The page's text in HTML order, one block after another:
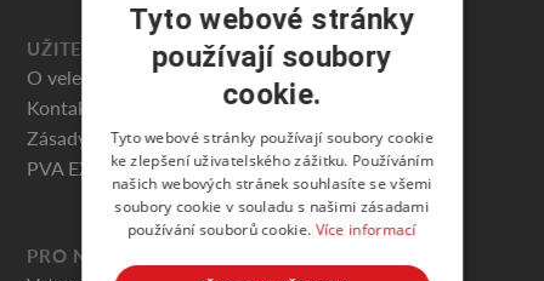
UŽITEČNÉ
O veletrhu
Kontakty
Zásady ochrany osobních údajů
PVA EXPO PRAHA
PRO NÁVŠTĚVNÍKY
Tyto webové stránky
používají soubory
cookie.
Tyto webové stránky používají soubory cookie
ke zlepšení uživatelského zážitku. Používáním
našich webových stránek souhlasíte se všemi
soubory cookie v souladu s našimi zásadami
používání souborů cookie. Více informací